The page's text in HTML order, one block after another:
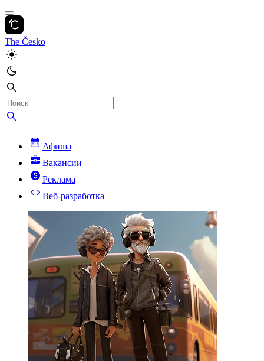
The Česko
Афиша
Вакансии
Реклама
Веб-разработка